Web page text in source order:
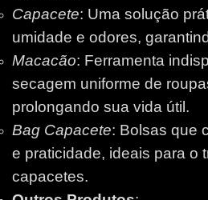
Capacete: Uma solução
umidade e odores,
Macacão: Ferramenta
secagem uniforme de
prolongando sua vida útil.
Bag Capacete: Bolsas que
e praticidade, ideais para o
capacetes.